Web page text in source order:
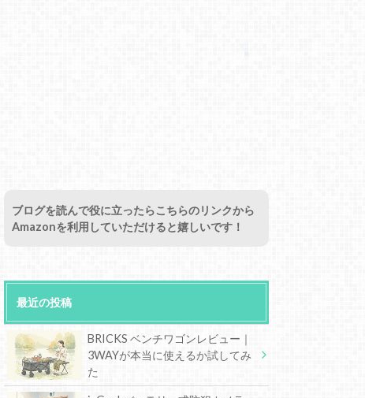
ブログを読んで役に立ったらこちらのリンクから
Amazonを利用していただけると嬉しいです！
最近の投稿
BRICKS ベンチワゴンレビュー｜
3WAYが本当に使えるか試してみ
た